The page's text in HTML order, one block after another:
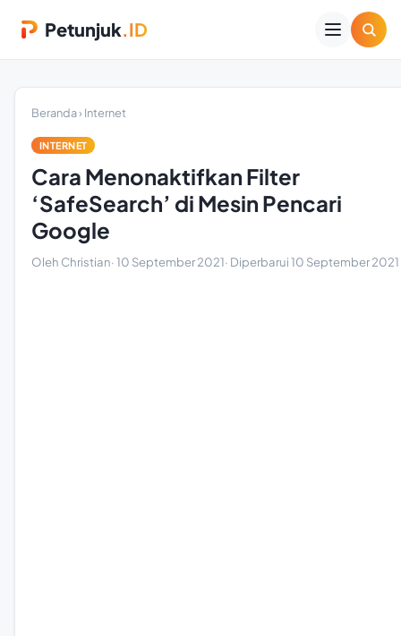
Petunjuk.ID
Beranda›Internet
INTERNET
Cara Menonaktifkan Filter
‘SafeSearch’ di Mesin Pencari
Google
Oleh Christian·10 September 2021· Diperbarui10 September 2021